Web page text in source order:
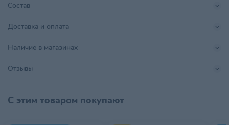
Тип питомца
Состав
Доставка и оплата
Наличие в магазинах
Отзывы
С этим товаром покупают